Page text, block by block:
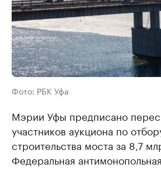
Фото: РБК Уфа
Мэрии Уфы предписано
участников аукциона по
строительства моста за 8,7
Федеральная